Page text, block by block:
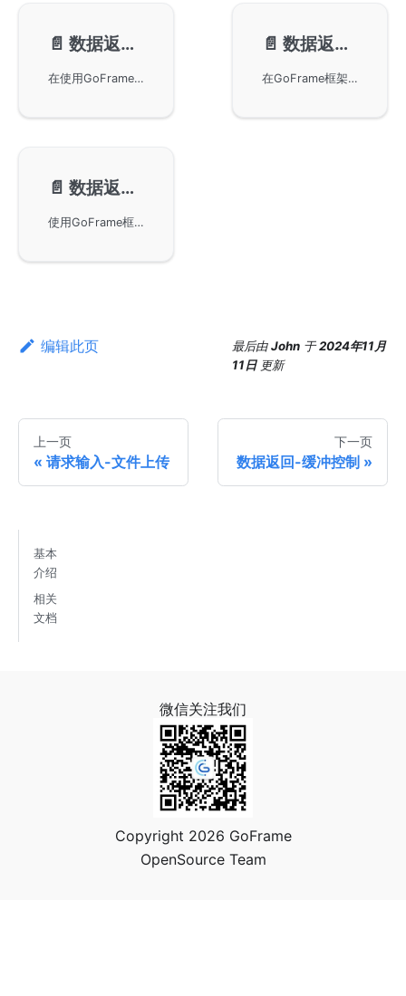
📄️ 数据返回-文件下载
在使用GoFrame框架构建的应用程序中通过Response对象实现文件下载功能。通过ServeFile方法可以展示文件内容，而通过ServeFileDownload方法则可以引导客户端下载指定路径的文件，充分利用流式下载技术以减少内存占用，提升性能。
📄️ 数据返回-模板解析
在GoFrame框架中使用Response方法进行模板解析和数据返回的操作，包括WriteTpl和ParseTpl等方法。通过这些方法，可以将模板文件或内容进行解析并输出，同时支持使用内置变量如Config、Cookie、Session等，提供了灵活的模版操作方式。同时，包含详细的使用示例代码，帮助您更好地理解和应用。
📄️ 数据返回-Stream返回
使用GoFrame框架实现HTTP流式数据返回，适用于框架版本小于v2.4及以上的版本。通过简化的代码实现高效的流式数据传输，适用于需要长连接和持续数据更新的场景，并提供注意事项和相关资料的参考。
编辑此页 最后由John 于2024年11月
11日 更新
上一页
请求输入-文件上传
下一页
数据返回-缓冲控制
基本
介绍
相关
文档
微信关注我们
Copyright 2026 GoFrame
OpenSource Team